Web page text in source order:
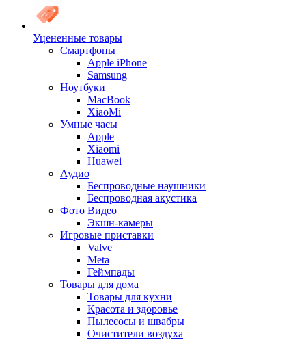
Уцененные товары
Cмартфоны
Apple iPhone
Samsung
Ноутбуки
MacBook
XiaoMi
Умные часы
Apple
Xiaomi
Huawei
Аудио
Беспроводные наушники
Беспроводная акустика
Фото Видео
Экшн-камеры
Игровые приставки
Valve
Meta
Геймпады
Товары для дома
Товары для кухни
Красота и здоровье
Пылесосы и швабры
Очистители воздуха